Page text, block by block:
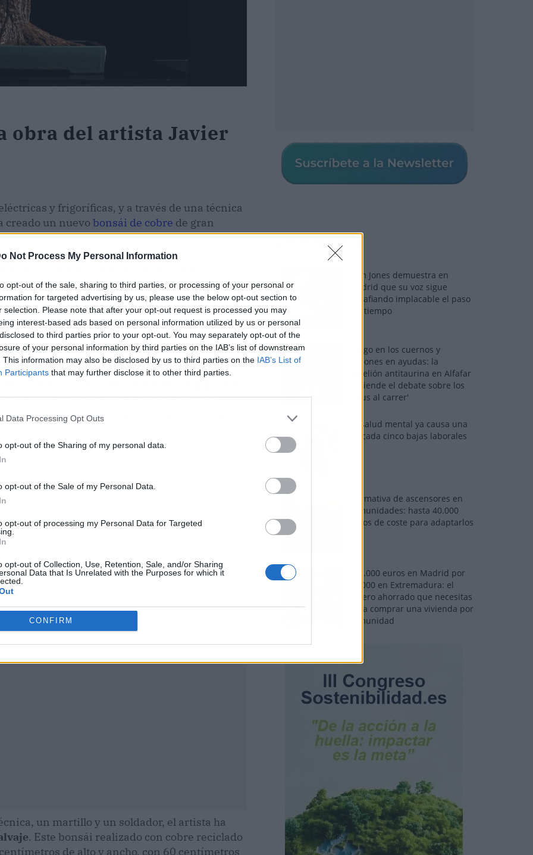
Not Process My Personal Information
opt-out of the sale, sharing to third parties, or processing of your personal or
for targeted advertising by us, please use the below opt-out section to
selection. Please note that after your opt-out request is processed you may
interest-based ads based on personal information utilized by us or personal
to third parties prior to your opt-out. You may separately opt-out of the
of your personal information by third parties on the IAB’s list of downstream
This information may also be disclosed by us to third parties on the IAB’s List of
Participants that may further disclose it to other third parties.
Data Processing Opt Outs
opt-out of the Sharing of my personal data.
opt-out of the Sale of my Personal Data.
opt-out of processing my Personal Data for Targeted
opt-out of Collection, Use, Retention, Sale, and/or Sharing
Data that Is Unrelated with the Purposes for which it
CONFIRM
obra del artista Javier
y frigoríficas, y a través de una técnica
creado un nuevo bonsái de cobre de gran
a golpes de martillo y puntos de
modernabusca contar una historia
hábitats de la tierra de forma
Tótem?
dibujo, Javier Badiola se plantea la idea final
los que determinan los pasos
y maleabilidad. Por tal razón, es fundamental
la construcción y de cables de instalaciones
una estructura que le brinda dureza y
y que, a la vez, y pese a su impresionante
un martillo y un soldador, el artista ha
. Este bonsái realizado con cobre reciclado
de alto y ancho, con 60 centímetros
Los más vistos
Tom Jones demuestra en
Madrid que su voz sigue
desafiando implacable el paso
del tiempo
Fuego en los cuernos y
millones en ayudas: la
rebelión antitaurina en Alfafar
enciende el debate sobre los
'bous al carrer'
La salud mental ya causa una
de cada cinco bajas laborales
Normativa de ascensores en
comunidades: hasta 40.000
euros de coste para adaptarlos
110.000 euros en Madrid por
31.000 en Extremadura: el
dinero ahorrado que necesitas
para comprar una vivienda por
comunidad